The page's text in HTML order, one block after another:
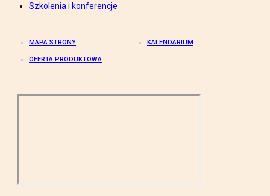
Szkolenia i konferencje
MAPA STRONY KALENDARIUM
OFERTA PRODUKTOWA